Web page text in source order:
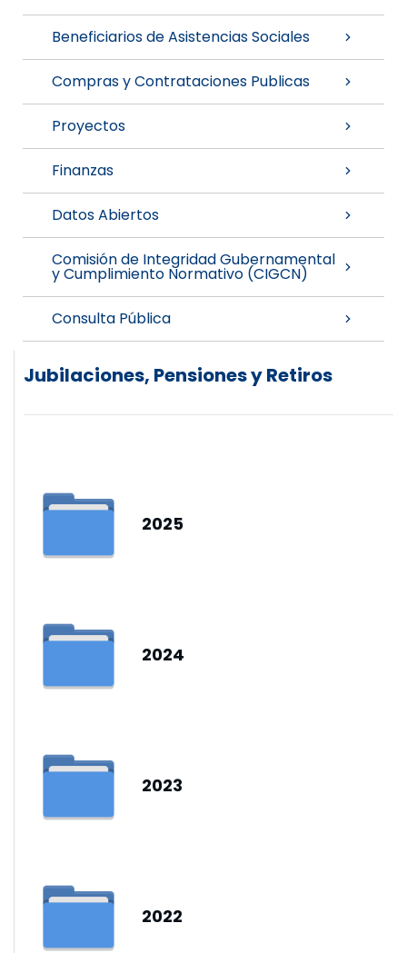
Beneficiarios de Asistencias Sociales
Compras y Contrataciones Publicas
Proyectos
Finanzas
Datos Abiertos
Comisión de Integridad Gubernamental
y Cumplimiento Normativo (CIGCN)
Consulta Pública
Jubilaciones, Pensiones y Retiros
2025
2024
2023
2022